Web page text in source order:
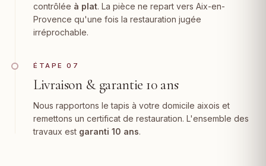
contrôlée à plat. La pièce ne repart vers Aix-en-
Provence qu'une fois la restauration jugée
irréprochable.
ÉTAPE 07
Livraison & garantie 10 ans
Nous rapportons le tapis à votre domicile aixois et
remettons un certificat de restauration. L'ensemble des
travaux est garanti 10 ans.